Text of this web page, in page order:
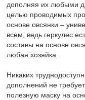
дополняя их любыми
целью проводимых
основе овсянки –
всем, ведь геркулес
составы на основе
любая хозяйка.
Никаких
дополнений не
полезную маску на